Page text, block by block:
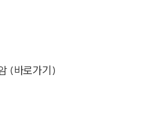
(바로가기)